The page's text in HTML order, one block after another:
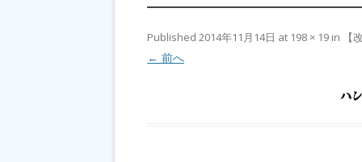
Published 2014年11月14日 at 198 × 19 in 【
← 前へ